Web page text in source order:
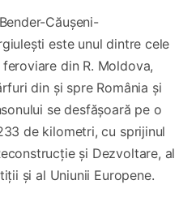
Căușeni-
este unul dintre cele
din R. Moldova,
din și spre România și
se desfășoară pe o
de kilometri, cu sprijinul
și Dezvoltare, al
și al Uniunii Europene.